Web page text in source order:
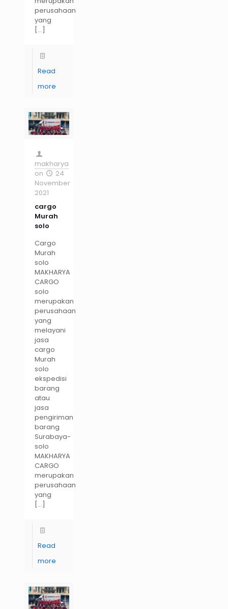
perusahaan
yang
[…]
Read
more
makharya
on
24
November
2021
cargo
Murah
solo
Cargo
Murah
solo
MAKHARYA
CARGO
solo
merupakan
perusahaan
yang
melayani
jasa
cargo
Murah
solo
ekspedisi
barang
atau
jasa
pengiriman
barang
Surabaya-
solo
MAKHARYA
CARGO
merupakan
perusahaan
yang
[…]
Read
more